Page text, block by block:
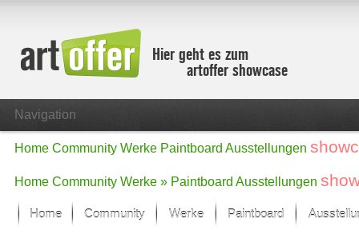
Hier geht es zum
artoffer showcase
Navigation
Home Community Werke Paintboard Ausstellungen
Home Community Werke » Paintboard Ausstellungen
Home Community Werke Paintboard